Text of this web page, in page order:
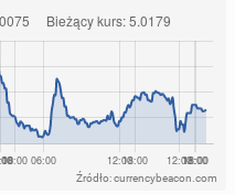
Źródło: currencybeacon.com